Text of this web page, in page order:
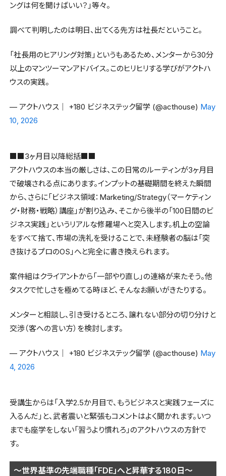
ングは何を聞けばいい？」等々。
調べて判明したのは明日、出てくる先方は社長だということ。
「社長用のヒアリング対策」というもあるため、メンターから30分
以上のマンツーマンアドバイス。このヒリヒリする学びがアクトハ
ウスの実践。
— アクトハウス│ +180 ビジネステック留学 (@acthouse) May
10, 2026
■■3ヶ月目以降総括■■
アクトハウスの本当の厳しさは、この日常のルーティンが3ヶ月目
で破壊される点にあります。インプットの基礎期間を終えた瞬間
から、さらに「ビジネス領域：Marketing/Strategy（マーケティン
グ・財務・戦略）講座」が割り込み、そこから後半の「100日間のビ
ジネス実践」というリアルな修羅場へと突入します。机上の空論
をすべて捨て、市場の洗礼を受けることで、未経験者の脳は「突
き抜けるプロのOS」へと完全に書き換えられます。
案件組はクライアントから「一部やり直し」の連絡が来たそう。他
タスクで忙しさを極めてる時ほど、そんなお願いがきたりする。
メンターと相談し、引き受けるところ、譲れない部分の切り分けと
交渉（客への言い方）を検討します。
— アクトハウス│ +180 ビジネステック留学 (@acthouse) May
4, 2026
受講生からは「入学2.5か月目で、もうビジネスと実践フェーズに
入るんだ」と、武者震いと緊張もコメントはよく聞かれます。いつ
までも座学をしない「習うより慣れろ」のアクトハウスの方針で
す。
〜世界基準の先端職種「FDE」へと昇華する180日〜